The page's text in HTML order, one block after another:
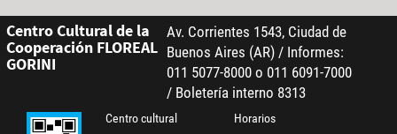
Centro Cultural de la
Cooperación FLOREAL
GORINI
Av. Corrientes 1543, Ciudad de
Buenos Aires (AR) / Informes:
011 5077-8000 o 011 6091-7000
/ Boletería interno 8313
Centro cultural
Horarios